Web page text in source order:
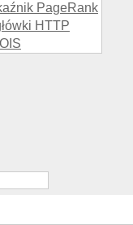
PageRank
HTTP